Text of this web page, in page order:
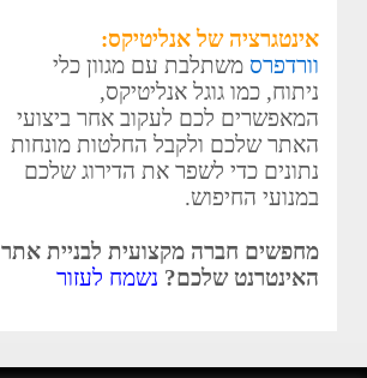
אינטגרציה של אנליטיקס:
וורדפרס משתלבת עם מגוון כלי
ניתוח, כמו גוגל אנליטיקס,
המאפשרים לכם לעקוב אחר ביצועי
האתר שלכם ולקבל החלטות מונחות
נתונים כדי לשפר את הדירוג שלכם
במנועי החיפוש.
מחפשים חברה מקצועית לבניית אתר
האינטרנט שלכם? נשמח לעזור